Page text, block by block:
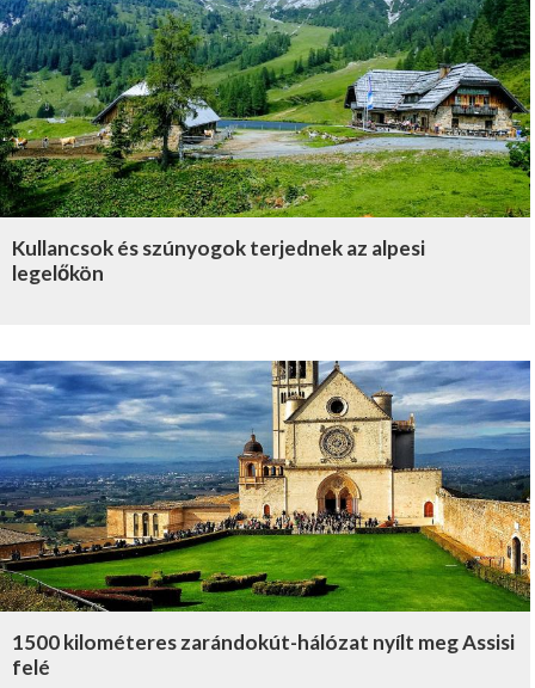
Kullancsok és szúnyogok terjednek az alpesi
legelőkön
1500 kilométeres zarándokút-hálózat nyílt meg Assisi
felé